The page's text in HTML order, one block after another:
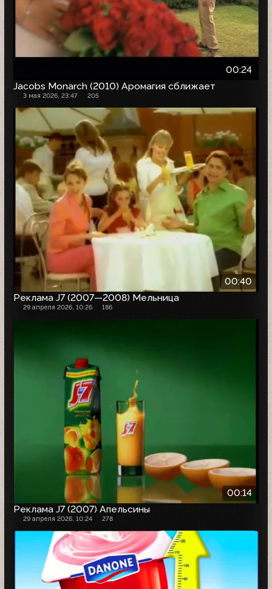
00:24
Jacobs Monarch (2010) Аромагия сближает
3 мая 2026, 23:47 205
00:40
Реклама J7 (2007—2008) Мельница
29 апреля 2026, 10:26 186
00:14
Реклама J7 (2007) Апельсины
29 апреля 2026, 10:24 278